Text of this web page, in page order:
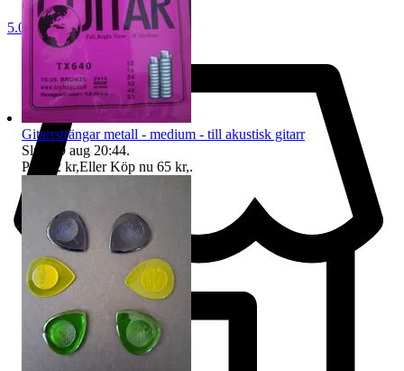
5.0
Gitarrsträngar metall - medium - till akustisk gitarr
Sluttid
9 aug 20:44.
Pris:
62 kr,Eller Köp nu 65 kr,.